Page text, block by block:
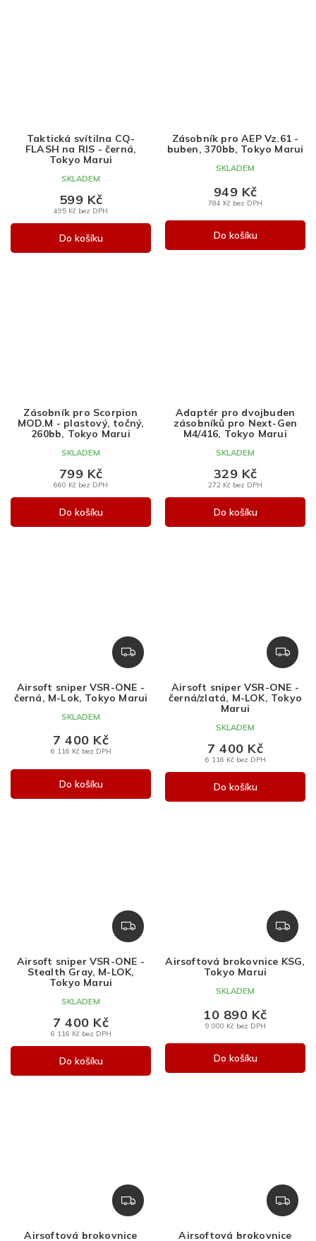
Taktická svítilna CQ-
FLASH na RIS - černá,
Tokyo Marui
SKLADEM
495 Kč bez DPH
599 Kč
Do košíku
Zásobník pro AEP Vz.61 -
buben, 370bb, Tokyo Marui
SKLADEM
784 Kč bez DPH
949 Kč
Do košíku
Zásobník pro Scorpion
MOD.M - plastový, točný,
260bb, Tokyo Marui
SKLADEM
660 Kč bez DPH
799 Kč
Do košíku
Adaptér pro dvojbuden
zásobníků pro Next-Gen
M4/416, Tokyo Marui
SKLADEM
272 Kč bez DPH
329 Kč
Do košíku
Z
D
R
Airsoft sniper VSR-ONE -
černá, M-Lok, Tokyo Marui
SKLADEM
6 116 Kč bez DPH
7 400 Kč
Do košíku
Z
D
R
M
Airsoft sniper VSR-ONE -
černá/zlatá, M-LOK, Tokyo
Marui
SKLADEM
6 116 Kč bez DPH
7 400 Kč
Do košíku
Z
D
R
Airsoft sniper VSR-ONE -
Stealth Gray, M-LOK,
Tokyo Marui
SKLADEM
6 116 Kč bez DPH
7 400 Kč
Do košíku
Z
D
R
Airsoftová brokovnice KSG,
Tokyo Marui
SKLADEM
9 000 Kč bez DPH
10 890 Kč
Do košíku
Z
D
Airsoftová brokovnice
Z
D
Airsoftová brokovnice